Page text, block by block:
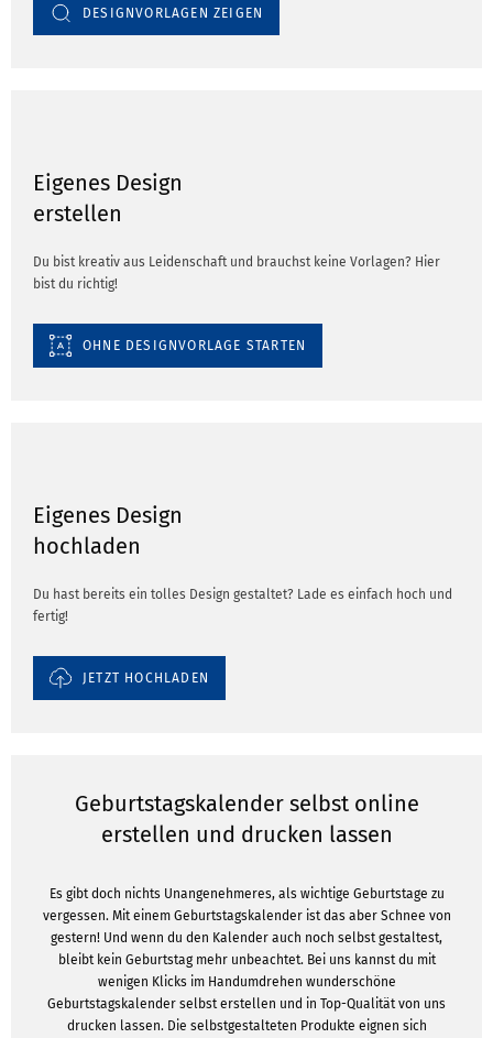
DESIGNVORLAGEN ZEIGEN
Eigenes Design
erstellen
Du bist kreativ aus Leidenschaft und brauchst keine Vorlagen? Hier
bist du richtig!
OHNE DESIGNVORLAGE STARTEN
Eigenes Design
hochladen
Du hast bereits ein tolles Design gestaltet? Lade es einfach hoch und
fertig!
JETZT HOCHLADEN
Geburtstagskalender selbst online
erstellen und drucken lassen
Es gibt doch nichts Unangenehmeres, als wichtige Geburtstage zu
vergessen. Mit einem Geburtstagskalender ist das aber Schnee von
gestern! Und wenn du den Kalender auch noch selbst gestaltest,
bleibt kein Geburtstag mehr unbeachtet. Bei uns kannst du mit
wenigen Klicks im Handumdrehen wunderschöne
Geburtstagskalender selbst erstellen und in Top-Qualität von uns
drucken lassen. Die selbstgestalteten Produkte eignen sich